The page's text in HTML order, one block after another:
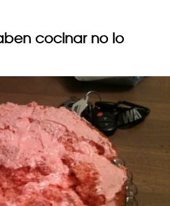
cocinar no lo